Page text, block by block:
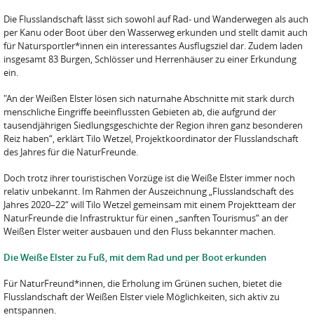
Die Flusslandschaft lässt sich sowohl auf Rad- und Wanderwegen als auch
per Kanu oder Boot über den Wasserweg erkunden und stellt damit auch
für Natursportler*innen ein interessantes Ausflugsziel dar. Zudem laden
insgesamt 83 Burgen, Schlösser und Herrenhäuser zu einer Erkundung
ein.
"An der Weißen Elster lösen sich naturnahe Abschnitte mit stark durch
menschliche Eingriffe beeinflussten Gebieten ab, die aufgrund der
tausendjährigen Siedlungsgeschichte der Region ihren ganz besonderen
Reiz haben“, erklärt Tilo Wetzel, Projektkoordinator der Flusslandschaft
des Jahres für die NaturFreunde.
Doch trotz ihrer touristischen Vorzüge ist die Weiße Elster immer noch
relativ unbekannt. Im Rahmen der Auszeichnung „Flusslandschaft des
Jahres 2020–22“ will Tilo Wetzel gemeinsam mit einem Projektteam der
NaturFreunde die Infrastruktur für einen „sanften Tourismus“ an der
Weißen Elster weiter ausbauen und den Fluss bekannter machen.
Die Weiße Elster zu Fuß, mit dem Rad und per Boot erkunden
Für NaturFreund*innen, die Erholung im Grünen suchen, bietet die
Flusslandschaft der Weißen Elster viele Möglichkeiten, sich aktiv zu
entspannen.